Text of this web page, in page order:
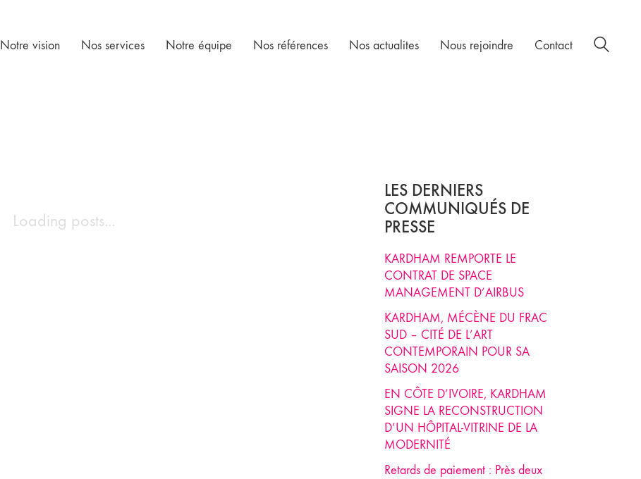
Notre vision Nos services Notre équipe Nos références Nos actualites Nous rejoindre Contact
Loading posts...
LES DERNIERS
COMMUNIQUÉS DE
PRESSE
KARDHAM REMPORTE LE
CONTRAT DE SPACE
MANAGEMENT D’AIRBUS
KARDHAM, MÉCÈNE DU FRAC
SUD – CITÉ DE L’ART
CONTEMPORAIN POUR SA
SAISON 2026
EN CÔTE D’IVOIRE, KARDHAM
SIGNE LA RECONSTRUCTION
D’UN HÔPITAL-VITRINE DE LA
MODERNITÉ
Retards de paiement : Près deux